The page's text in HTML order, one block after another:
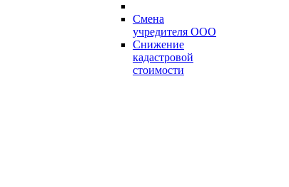
Смена
учредителя ООО
Снижение
кадастровой
стоимости